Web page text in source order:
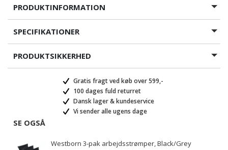
PRODUKTINFORMATION
SPECIFIKATIONER
PRODUKTSIKKERHED
Gratis fragt ved køb over 599,-
100 dages fuld returret
Dansk lager & kundeservice
Vi sender alle ugens dage
SE OGSÅ
Westborn 3-pak arbejdsstrømper, Black/Grey